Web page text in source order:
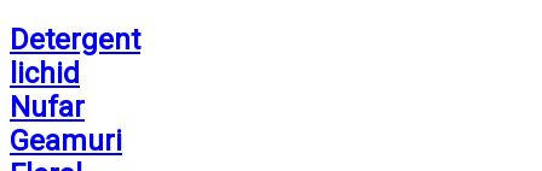
Detergent
lichid
Nufar
Geamuri